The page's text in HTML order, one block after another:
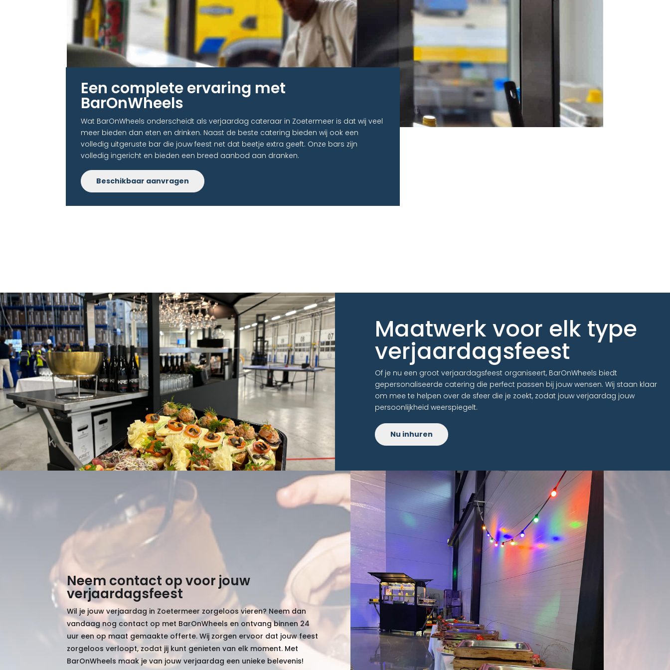
Een complete ervaring met
BarOnWheels​
Wat BarOnWheels onderscheidt als verjaardag cateraar in Zoetermeer is dat wij veel
meer bieden dan eten en drinken. Naast de beste catering bieden wij ook een
volledig uitgeruste bar die jouw feest net dat beetje extra geeft. Onze bars zijn
volledig ingericht en bieden een breed aanbod aan dranken.
Beschikbaar aanvragen
Maatwerk voor elk type
verjaardagsfeest
Of je nu een groot verjaardagsfeest organiseert, BarOnWheels biedt
gepersonaliseerde catering die perfect passen bij jouw wensen. Wij staan klaar
om mee te helpen over de sfeer die je zoekt, zodat jouw verjaardag jouw
persoonlijkheid weerspiegelt.
Nu inhuren
Neem contact op voor jouw
verjaardagsfeest
Wil je jouw verjaardag in Zoetermeer zorgeloos vieren? Neem dan
vandaag nog contact op met BarOnWheels en ontvang binnen 24
uur een op maat gemaakte offerte. Wij zorgen ervoor dat jouw feest
zorgeloos verloopt, zodat jij kunt genieten van elk moment. Met
BarOnWheels maak je van jouw verjaardag een unieke belevenis!